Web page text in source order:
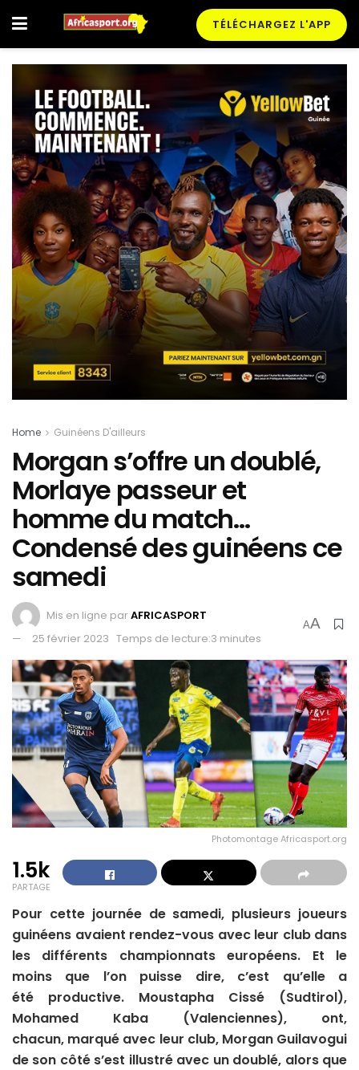
TÉLÉCHARGEZ L'APP
Home Guinéens D'ailleurs
Morgan s’offre un doublé,
Morlaye passeur et
homme du match…
Condensé des guinéens ce
samedi
Mis en ligne parAFRICASPORT
25 février 2023 Temps de lecture:3 minutes
AA
Photomontage Africasport.org
1.5k
PARTAGE
Pour cette journée de samedi, plusieurs joueurs
guinéens avaient rendez-vous avec leur club dans
les différents championnats européens. Et le
moins que l’on puisse dire, c’est qu’elle a
été productive. Moustapha Cissé (Sudtirol),
Mohamed Kaba (Valenciennes), ont,
chacun, marqué avec leur club, Morgan Guilavogui
de son côté s’est illustré avec un doublé, alors que